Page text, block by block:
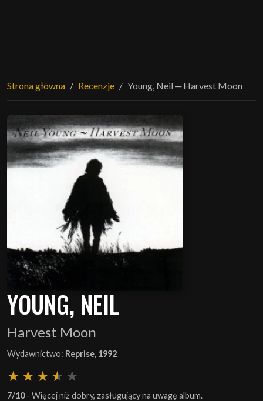
Strona główna Recenzje Young, Neil ─ Harvest Moon
YOUNG, NEIL
Harvest Moon
Wydawnictwo: Reprise, 1992
7/10- Więcej niż dobry, zasługujący na uwagę album.